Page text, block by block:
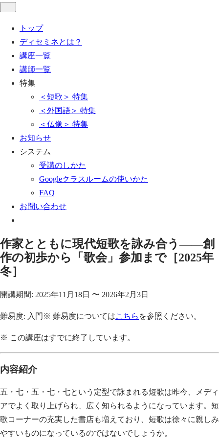
トップ
ディセミネとは？
講座一覧
講師一覧
特集
＜短歌＞ 特集
＜外国語＞ 特集
＜仏像＞ 特集
お知らせ
システム
受講のしかた
Googleクラスルームの使いかた
FAQ
お問い合わせ
作家とともに現代短歌を詠み合う——創
作の初歩から「歌会」参加まで［2025年
冬］
開講期間: 2025年11月18日 〜 2026年2月3日
難易度: 入門 ※ 難易度についてはこちら を参照ください。
※ この講座はすでに終了しています。
内容紹介
五・七・五・七・七という定型で詠まれる短歌は昨今、メディ
アでよく取り上げられ、広く知られるようになっています。短
歌コーナーの充実した書店も増えており、短歌は徐々に親しみ
やすいものになっているのではないでしょうか。